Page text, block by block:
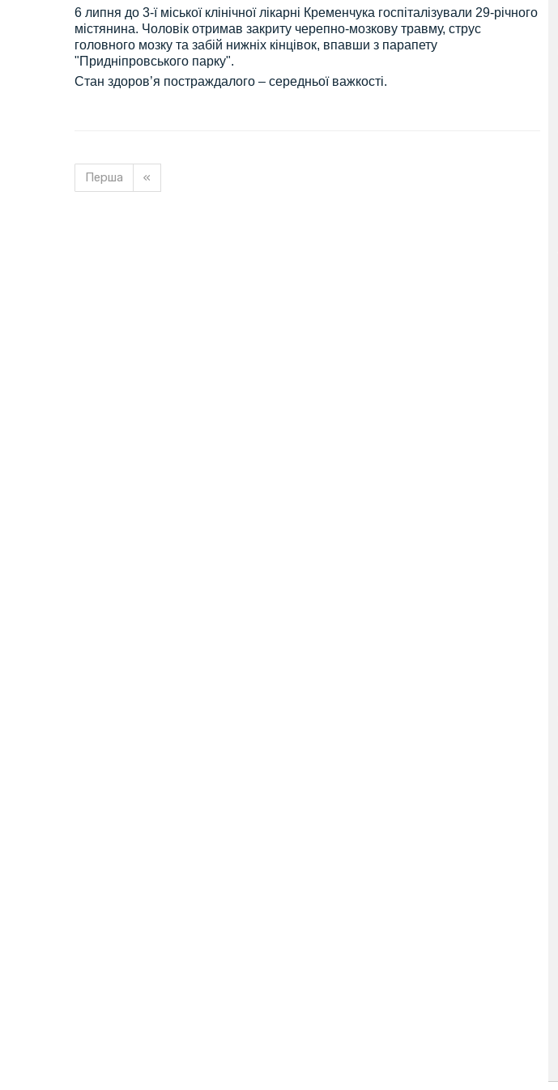
6 липня до 3-ї міської клінічної лікарні Кременчука госпіталізували 29-річного
містянина. Чоловік отримав закриту черепно-мозкову травму, струс
головного мозку та забій нижніх кінцівок, впавши з парапету
"Придніпровського парку".
Стан здоров’я постраждалого – середньої важкості.
Перша «